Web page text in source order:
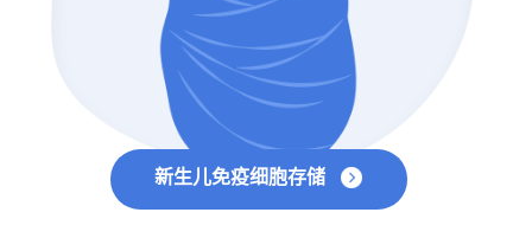
新生儿免疫细胞存储